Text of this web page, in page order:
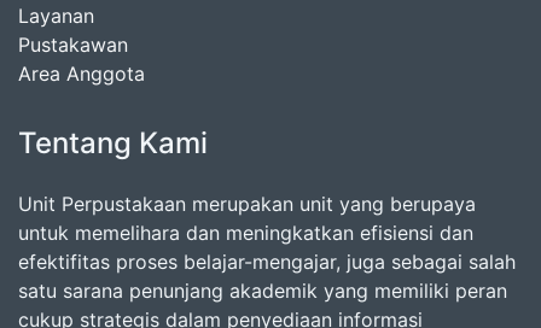
Layanan
Pustakawan
Area Anggota
Tentang Kami
Unit Perpustakaan merupakan unit yang berupaya
untuk memelihara dan meningkatkan efisiensi dan
efektifitas proses belajar-mengajar, juga sebagai salah
satu sarana penunjang akademik yang memiliki peran
cukup strategis dalam penyediaan informasi